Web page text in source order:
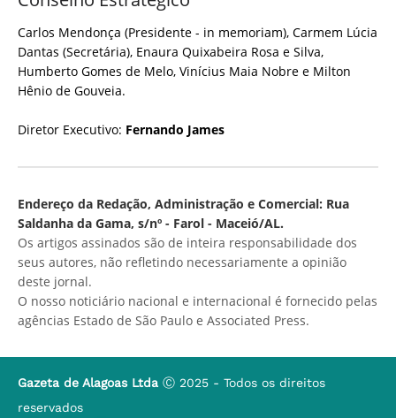
Carlos Mendonça (Presidente - in memoriam), Carmem Lúcia
Dantas (Secretária), Enaura Quixabeira Rosa e Silva,
Humberto Gomes de Melo, Vinícius Maia Nobre e Milton
Hênio de Gouveia.
Diretor Executivo: Fernando James
Endereço da Redação, Administração e Comercial: Rua
Saldanha da Gama, s/nº - Farol - Maceió/AL.
Os artigos assinados são de inteira responsabilidade dos
seus autores, não refletindo necessariamente a opinião
deste jornal.
O nosso noticiário nacional e internacional é fornecido pelas
agências Estado de São Paulo e Associated Press.
Gazeta de Alagoas Ltda Ⓒ 2025 - Todos os direitos
reservados